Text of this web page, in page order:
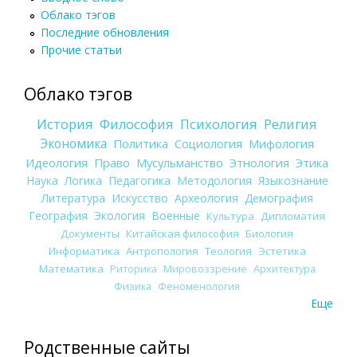
Облако тэгов
Последние обновления
Прочие статьи
Облако тэгов
История Философия Психология Религия
Экономика Политика Социология Мифология
Идеология Право Мусульманство Этнология Этика
Наука Логика Педагогика Методология Языкознание
Литература Искусство Археология Демография
География Экология Военные Культура
Дипломатия
Документы Китайская философия Биология
Информатика Антропология Теология Эстетика
Математика Риторика Мировоззрение Архитектура
Физика Феноменология
Еще
Родственные сайты